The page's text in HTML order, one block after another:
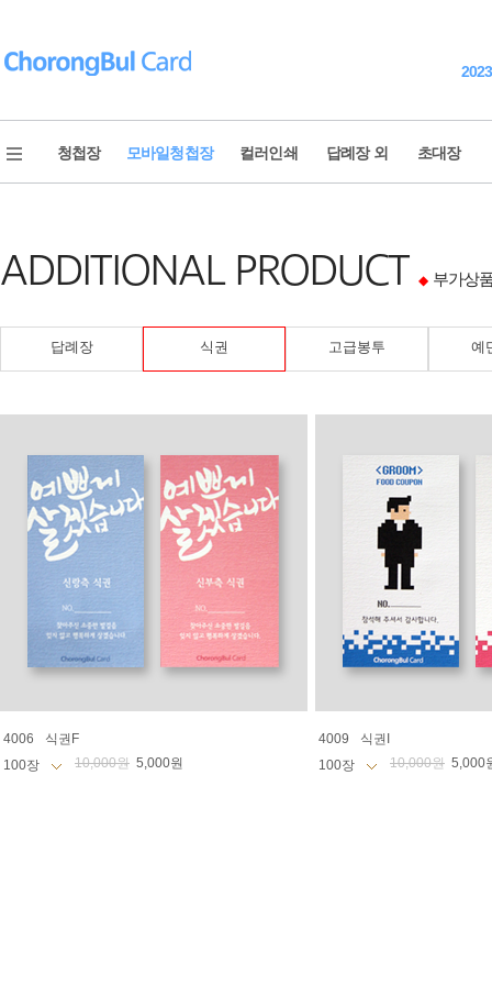
청첩장 모바일청첩장 컬러인쇄 답례장 외 초대장
ADDITIONAL PRODUCT ◆ 부가상
답례장 식권 고급봉투 예
4006
식권F
10,000원 5,000원
4009
식권I
10,000원 5,000
모바일 청첩장
식전영상
식중영상
2023 연하장
신상품
포토 청첩장
내지 컬러인쇄
제출용 청첩장